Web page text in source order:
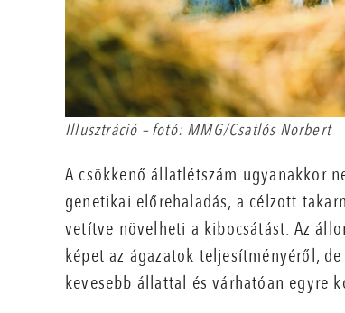
Illusztráció – fotó: MMG/Csatlós Norbert
A csökkenő állatlétszám ugyanakkor
genetikai előrehaladás, a célzott
vetítve növelheti a kibocsátást. Az
képet az ágazatok teljesítményéről,
kevesebb állattal és várhatóan egyre